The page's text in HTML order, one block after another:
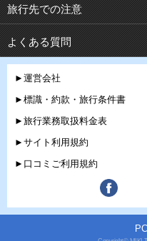
旅行先での注意
よくある質問
►運営会社
►標識・約款・旅行条件書
►旅行業務取扱料金表
►サイト利用規約
►口コミご利用規約